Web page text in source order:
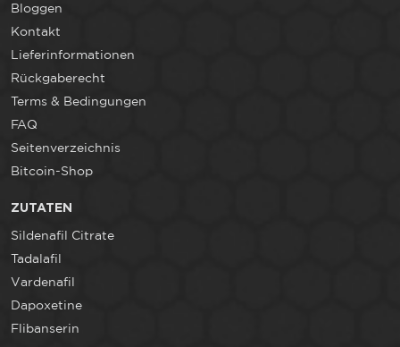
Bloggen
Kontakt
Lieferinformationen
Rückgaberecht
Terms & Bedingungen
FAQ
Seitenverzeichnis
Bitcoin-Shop
ZUTATEN
Sildenafil Citrate
Tadalafil
Vardenafil
Dapoxetine
Flibanserin